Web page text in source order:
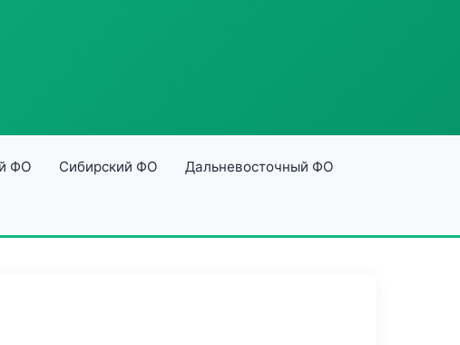
ФО Сибирский ФО Дальневосточный ФО